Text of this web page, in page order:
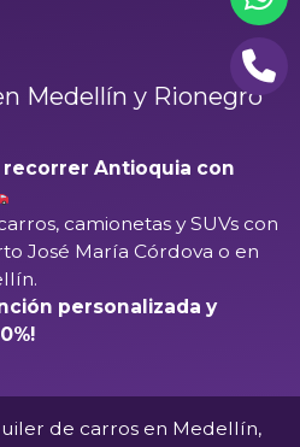
Medellín y Rionegro
Antioquia con
camionetas y SUVs con
José María Córdova o en
personalizada y
de carros en Medellín,